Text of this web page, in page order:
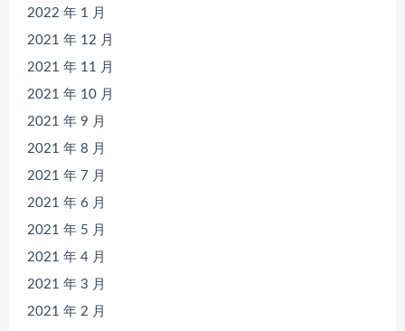
2022 年 1 月
2021 年 12 月
2021 年 11 月
2021 年 10 月
2021 年 9 月
2021 年 8 月
2021 年 7 月
2021 年 6 月
2021 年 5 月
2021 年 4 月
2021 年 3 月
2021 年 2 月